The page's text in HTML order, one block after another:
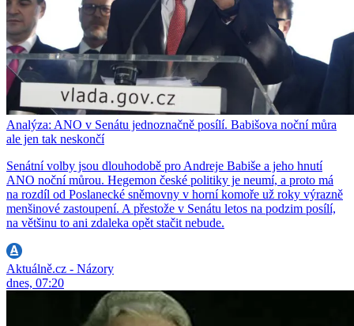
Analýza: ANO v Senátu jednoznačně posílí. Babišova noční můra
ale jen tak neskončí
Senátní volby jsou dlouhodobě pro Andreje Babiše a jeho hnutí
ANO noční můrou. Hegemon české politiky je neumí, a proto má
na rozdíl od Poslanecké sněmovny v horní komoře už roky výrazně
menšinové zastoupení. A přestože v Senátu letos na podzim posílí,
na většinu to ani zdaleka opět stačit nebude.
Aktuálně.cz - Názory
dnes, 07:20